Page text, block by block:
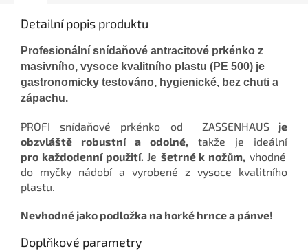
Detailní popis produktu
Profesionální snídaňové antracitové prkénko z
masivního, vysoce kvalitního plastu (PE 500) je
gastronomicky testováno, hygienické, bez chuti a
zápachu.
PROFI snídaňové prkénko od ZASSENHAUS je
obzvláště robustní a odolné, takže je ideální
pro každodenní použití. Je šetrné k nožům, vhodné
do myčky nádobí a vyrobené z vysoce kvalitního
plastu.
Nevhodné jako podložka na horké hrnce a pánve!
Doplňkové parametry